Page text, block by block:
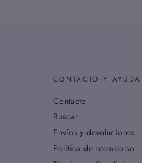
CONTACTO Y AYUDA
Contacto
Buscar
Envíos y devoluciones
Política de reembolso